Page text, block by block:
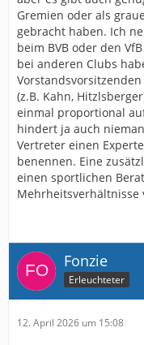
Gremien oder als
gebracht haben. Ich
beim BVB oder den
bei anderen Clubs
(z.B. Kahn,
einmal proportional
hindert ja auch
Vertreter einen
benennen. Eine
einen sportlichen
Mehrheitsverhältnisse
Fonzie
Erleuchteter
12. April 2026 um 15:08